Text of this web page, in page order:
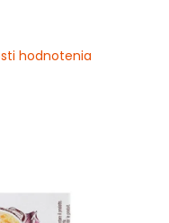
hodnotenia